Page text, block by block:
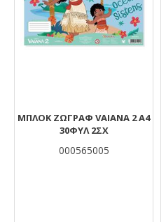
ΜΠΛΟΚ ΖΩΓΡΑΦ VAIANA 2 Α4
30ΦΥΛ 2ΣΧ
000565005